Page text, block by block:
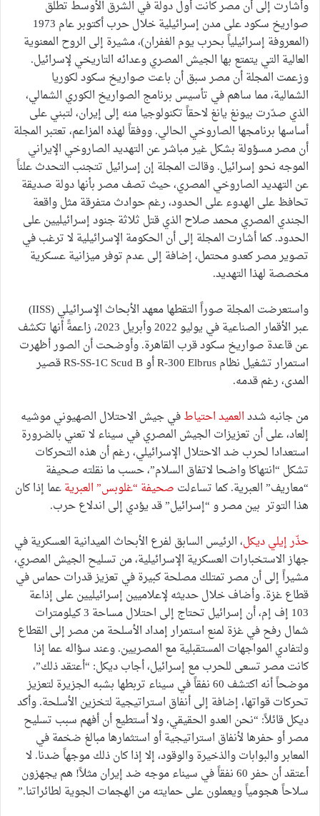
وأشارت إلى أن مصر كانت أول دولة في الشرق الأوسط تطلق
صواريخ سكود على مدن إسرائيلية خلال حرب أكتوبر عام 1973
(المعروفة إسرائيلياً بحرب يوم الغفران)، مشيرة إلى الروح المعنوية
العالية التي يتمتع بها الجيش المصري وعدائه التاريخي لإسرائيل.
وزعمت المجلة أن مصر سبق أن باعت صواريخ سكود لكوريا
الشمالية، مما ساهم في تأسيس برنامج الصواريخ الكوري الشمالي،
الذي صدّرت بيونغ يانغ لاحقاً تكنولوجيا منه إلى إيران، لتبني على
أساسها برنامجها الصاروخي الحالي. ووفقاً لهذه المزاعم، تعتبر المجلة
أن مصر مسؤولة بشكل غير مباشر عن التهديد الصاروخي الإيراني
الموجه نحو إسرائيل. وقالت المجلة إن إسرائيل تتجنب التحدث علناً
عن التهديد الصاروخي المصري، حيث تصف مصر بأنها دولة صديقة
تحافظ على الهدوء على الحدود، رغم حوادث متفرقة مثل واقعة
الجندي المصري محمد صلاح الذي قتل ثلاثة جنود إسرائيليين على
الحدود. كما أشارت المجلة إلى أن الحكومة الإسرائيلية لا ترغب في
تصوير مصر كعدو محتمل، إضافة إلى عدم توفر ميزانية عسكرية
مخصصة لهذا التهديد.
واستعرضت المجلة صوراً التقطها معهد الأبحاث الإسرائيلي (IISS)
عبر الأقمار الصناعية في يوليو 2022 وأبريل 2023، زاعمةً أنها تكشف
عن قاعدة صواريخ سكود قرب القاهرة. وأوضحت أن الصور أظهرت
استمرار تشغيل نظام R-300 Elbrus أو RS-SS-1C Scud B قصير
المدى، رغم قدمه.
من جانبه شددالعميد احتياطفي جيش الاحتلال الصهيوني موشيه
إلعاد، على أن تعزيزات الجيش المصري في سيناء لا تعني بالضرورة
استعدادا لحرب ضد الاحتلال الإسرائيلي، رغم أن هذه التحركات
تشكل “انتهاكا واضحا لاتفاق السلام”، حسب ما نقلته صحيفة
“معاريف” العبرية. كما تساءلت صحيفة “غلوبس” العبريةعما إذا كان
هذا التوتر بين مصر و “إسرائيل” قد يؤدي إلى اندلاع حرب.
حذّر إيلي ديكل، الرئيس السابق لفرع الأبحاث الميدانية العسكرية في
جهاز الاستخبارات العسكرية الإسرائيلية، من تسليح الجيش المصري،
مشيراً إلى أن مصر تمتلك مصلحة كبيرة في تعزيز قدرات حماس في
قطاع غزة. وأضاف خلال حديثه لإعلاميين إسرائيليين على إذاعة
103 إف إم، أن إسرائيل تحتاج إلى احتلال مساحة 3 كيلومترات
شمال رفح في غزة لمنع استمرار إمداد الأسلحة من مصر إلى القطاع
ولتفادي المواجهات المستقبلية مع المصريين. وعند سؤاله عما إذا
كانت مصر تسعى للحرب مع إسرائيل، أجاب ديكل: “أعتقد ذلك”،
موضحاً أنه اكتشف 60 نفقاً في سيناء تربطها بشبه الجزيرة لتعزيز
تحركات قواتها، إضافة إلى أنفاق استراتيجية لتخزين الأسلحة. وأكد
ديكل قائلاً: “نحن العدو الحقيقي، ولا أستطيع أن أفهم سبب تسليح
مصر أو حفرها لأنفاق استراتيجية أو استثمارها مبالغ ضخمة في
المعابر والبوابات والذخيرة والوقود، إلا إذا كان ذلك موجهاً ضدنا. لا
أعتقد أن حفر 60 نفقاً في سيناء موجه ضد إيران مثلاً! هم يجهزون
سلاحاً هجومياً ويعملون على حمايته من الهجمات الجوية لطائراتنا.”